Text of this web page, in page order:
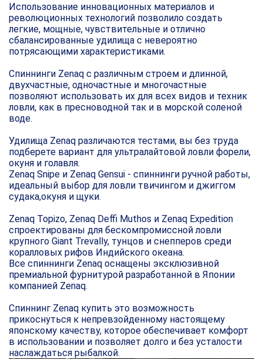
Использование инновационных материалов и
революционных технологий позволило создать
легкие, мощные, чувствительные и отлично
сбалансированные удилища с невероятно
потрясающими характеристиками.
Спиннинги Zenaq с различным строем и длинной,
двухчастные, одночастные и многочастные
позволяют использовать их для всех видов и техник
ловли, как в пресноводной так и в морской соленой
воде.
Удилища Zenaq различаются тестами, вы без труда
подберете вариант для ультралайтовой ловли форели,
окуня и голавля.
Zenaq Snipe и Zenaq Gensui - спиннинги ручной работы,
идеальный выбор для ловли твичингом и джиггом
судака,окуня и щуки.
Zenaq Topizo, Zenaq Deffi Muthos и Zenaq Expedition
спроектированы для бескомпромиссной ловли
крупного Giant Trevally, тунцов и снепперов среди
коралловых рифов Индийского океана.
Все спиннинги Zenaq оснащены эксклюзивной
премиальной фурнитурой разработанной в Японии
компанией Zenaq.
Спиннинг Zenaq купить это возможность
прикоснуться к непревзойденному настоящему
японскому качеству, которое обеспечивает комфорт
в использовании и позволяет долго и без усталости
наслаждаться рыбалкой.